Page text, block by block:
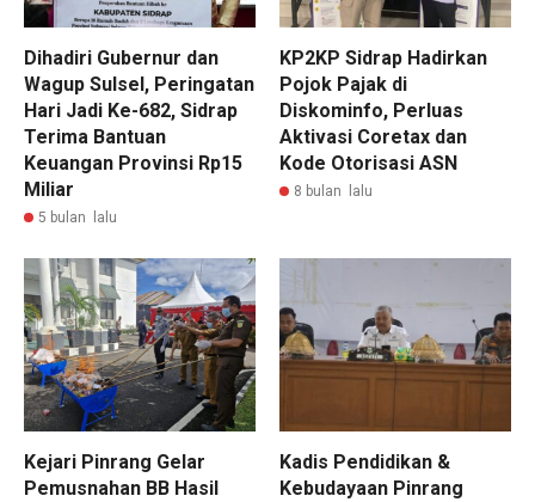
Dihadiri Gubernur dan
Wagup Sulsel, Peringatan
Hari Jadi Ke-682, Sidrap
Terima Bantuan
Keuangan Provinsi Rp15
Miliar
5 bulan lalu
KP2KP Sidrap Hadirkan
Pojok Pajak di
Diskominfo, Perluas
Aktivasi Coretax dan
Kode Otorisasi ASN
8 bulan lalu
Kejari Pinrang Gelar
Pemusnahan BB Hasil
Kadis Pendidikan &
Kebudayaan Pinrang